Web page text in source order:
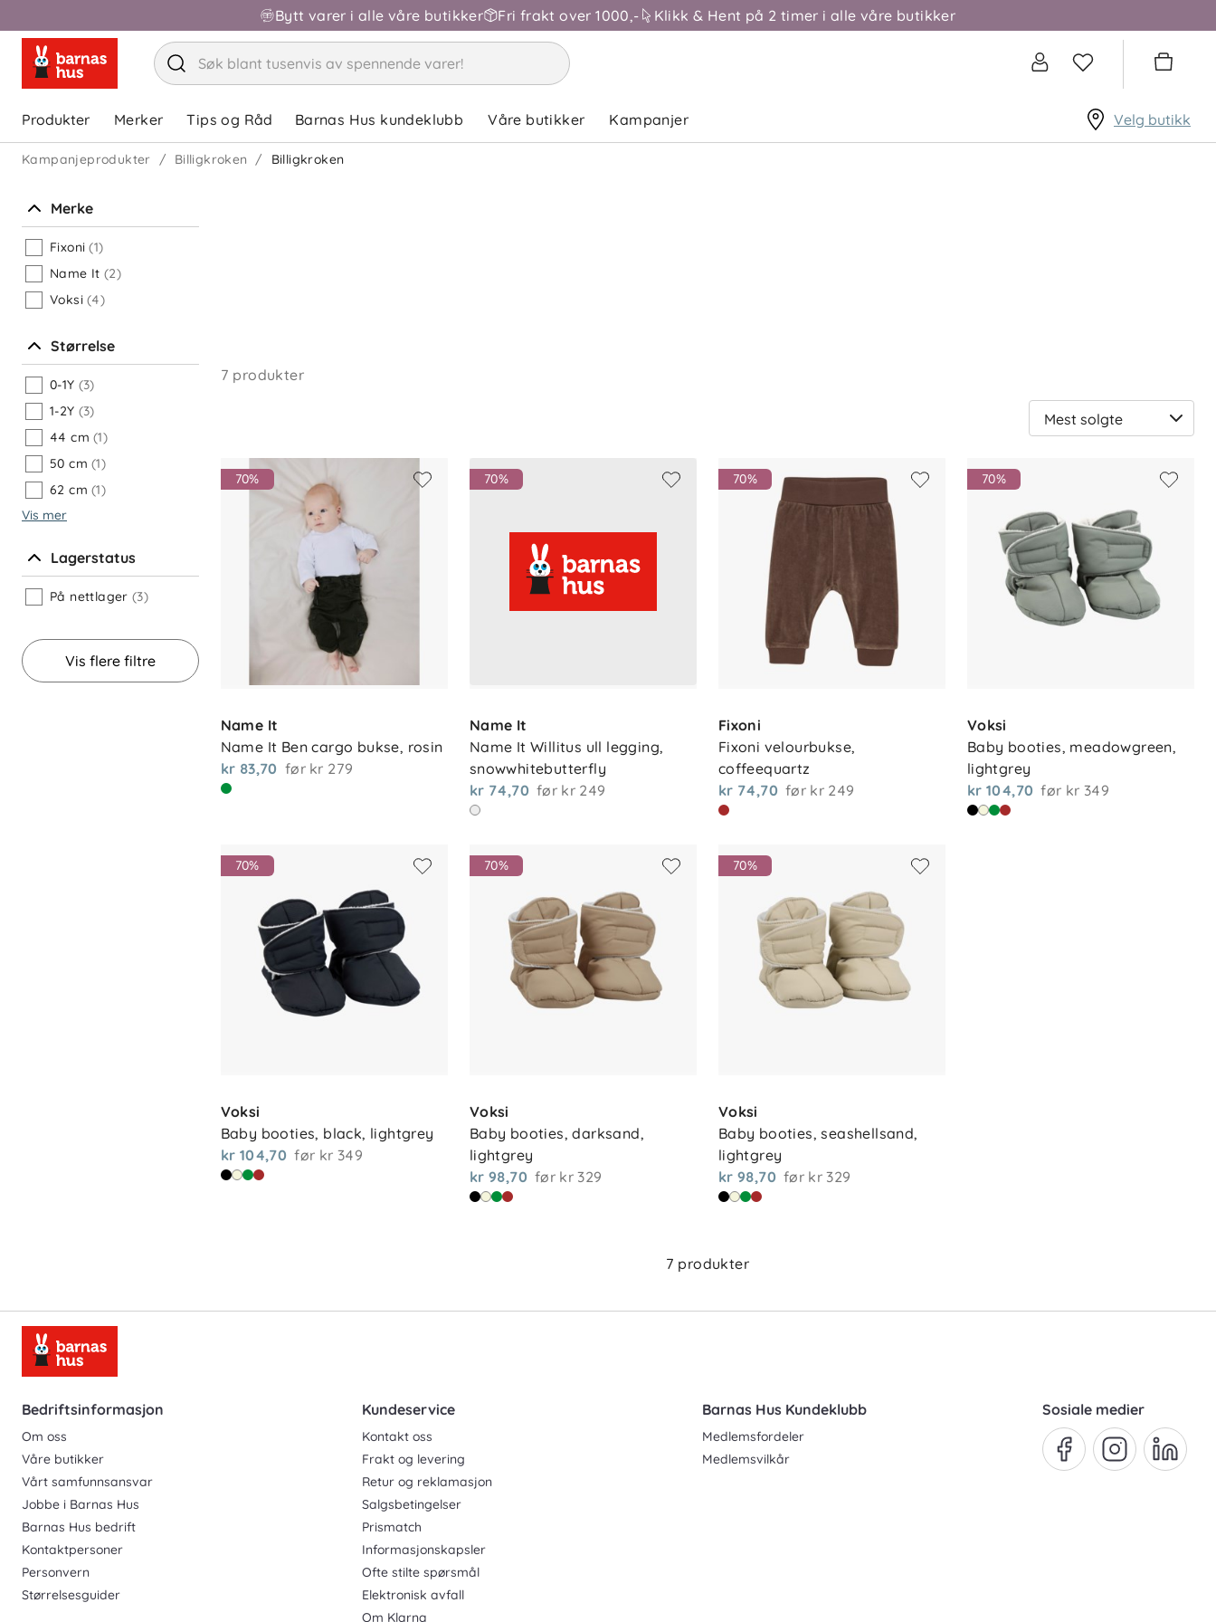
Bytt varer i alle våre butikker Fri frakt over 1000,- Klikk & Hent på 2 timer i alle våre butikker
Produkter Merker Tips og Råd Barnas Hus kundeklubb Våre butikker Kampanjer Velg butikk
Kampanjeprodukter Billigkroken Billigkroken
Merke
Fixoni (1)
Name It (2)
Voksi (4)
Størrelse
0-1Y (3)
1-2Y (3)
44 cm (1)
50 cm (1)
62 cm (1)
Vis mer
Lagerstatus
På nettlager (3)
Vis flere filtre
7 produkter
70%
Name It
Name It Ben cargo bukse, rosin
kr 83,70 før kr 279
70%
Name It
Name It Willitus ull legging,
snowwhitebutterfly
kr 74,70 før kr 249
70%
Fixoni
Fixoni velourbukse,
coffeequartz
kr 74,70 før kr 249
70%
Voksi
Baby booties, meadowgreen,
lightgrey
kr 104,70 før kr 349
70%
Voksi
Baby booties, black, lightgrey
kr 104,70 før kr 349
70%
Voksi
Baby booties, darksand,
lightgrey
kr 98,70 før kr 329
70%
Voksi
Baby booties, seashellsand,
lightgrey
kr 98,70 før kr 329
7 produkter
Bedriftsinformasjon
Om oss
Våre butikker
Vårt samfunnsansvar
Jobbe i Barnas Hus
Barnas Hus bedrift
Kontaktpersoner
Personvern
Størrelsesguider
Kundeservice
Kontakt oss
Frakt og levering
Retur og reklamasjon
Salgsbetingelser
Prismatch
Informasjonskapsler
Ofte stilte spørsmål
Elektronisk avfall
Om Klarna
Barnas Hus Kundeklubb
Medlemsfordeler
Medlemsvilkår
Sosiale medier